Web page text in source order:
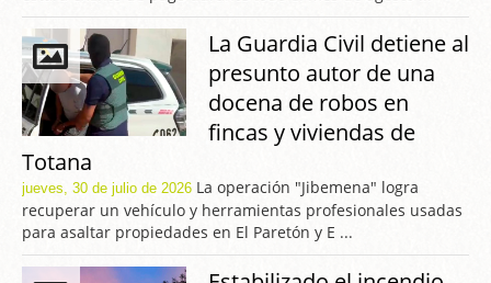
La Guardia Civil detiene al
presunto autor de una
docena de robos en
fincas y viviendas de
Totana
jueves, 30 de julio de 2026 La operación "Jibemena" logra
recuperar un vehículo y herramientas profesionales usadas
para asaltar propiedades en El Paretón y E ...